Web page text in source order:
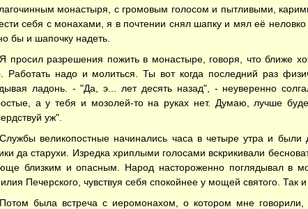
монастыря, с громовым голосом и пытливыми,
себя с монахами, я в почтении снял шапку и мял её
бы и шапочку надеть.
Я просил разрешения пожить в монастыре, говоря, что ближе
Работать надо и молиться. Ты вот когда последний раз
ладонь. - "Да, э... лет десять назад", - неуверенно
а у тебя и мозолей-то на руках нет. Думаю, лучше
уж".
Службы великопостные начинались часа в четыре утра и
да старухи. Изредка хриплыми голосами вскрикивали
близким и опасным. Народ настороженно поглядывал в
Печерского, чувствуя себя спокойнее у мощей святого. Так
Потом была встреча с иеромонахом, о котором мне